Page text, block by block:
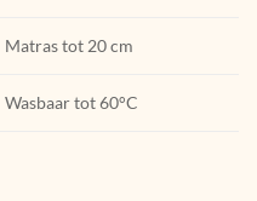
Matras tot 20 cm
Wasbaar tot 60°C